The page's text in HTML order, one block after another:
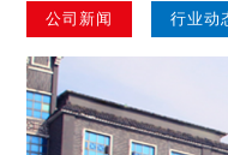
公司新闻 行业动